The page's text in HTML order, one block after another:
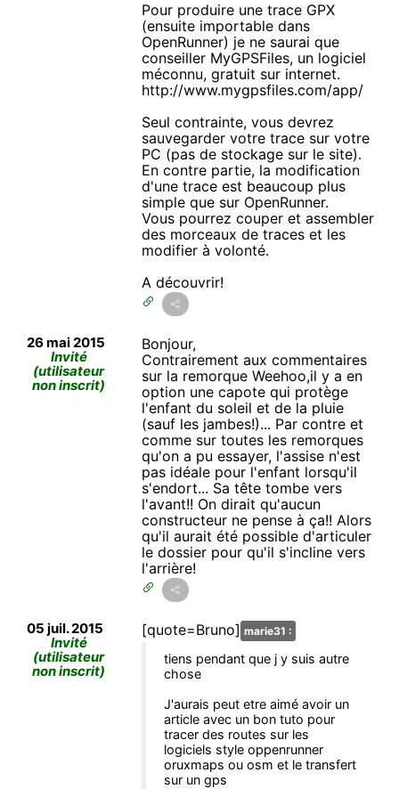
Pour produire une trace GPX
(ensuite importable dans
OpenRunner) je ne saurai que
conseiller MyGPSFiles, un logiciel
méconnu, gratuit sur internet.
http://www.mygpsfiles.com/app/
Seul contrainte, vous devrez
sauvegarder votre trace sur votre
PC (pas de stockage sur le site).
En contre partie, la modification
d'une trace est beaucoup plus
simple que sur OpenRunner.
Vous pourrez couper et assembler
des morceaux de traces et les
modifier à volonté.
A découvrir!
26 mai 2015
Invité
(utilisateur
non inscrit)
Bonjour,
Contrairement aux commentaires
sur la remorque Weehoo,il y a en
option une capote qui protège
l'enfant du soleil et de la pluie
(sauf les jambes!)... Par contre et
comme sur toutes les remorques
qu'on a pu essayer, l'assise n'est
pas idéale pour l'enfant lorsqu'il
s'endort... Sa tête tombe vers
l'avant!! On dirait qu'aucun
constructeur ne pense à ça!! Alors
qu'il aurait été possible d'articuler
le dossier pour qu'il s'incline vers
l'arrière!
05 juil. 2015
Invité
(utilisateur
non inscrit)
[quote=Bruno] marie31 :
tiens pendant que j y suis autre
chose
J'aurais peut etre aimé avoir un
article avec un bon tuto pour
tracer des routes sur les
logiciels style oppenrunner
oruxmaps ou osm et le transfert
sur un gps